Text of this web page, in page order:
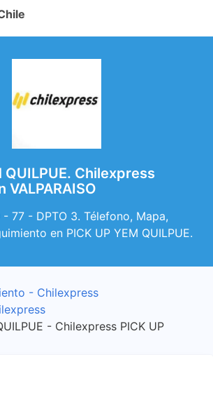
QUILPUE. Chilexpress
VALPARAISO
- 77 - DPTO 3. Télefono, Mapa,
en PICK UP YEM QUILPUE.
- Chilexpress
- Chilexpress PICK UP